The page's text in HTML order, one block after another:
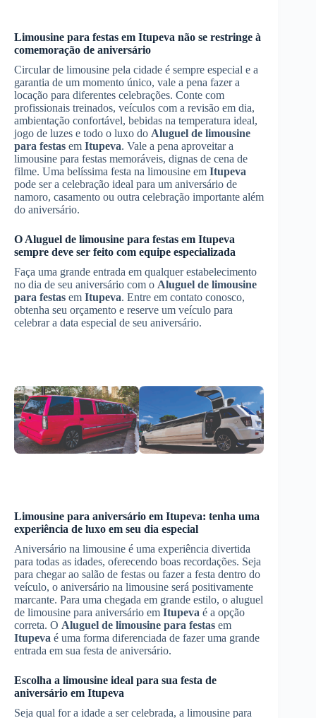
Limousine para festas em Itupeva não se restringe à
comemoração de aniversário
Circular de limousine pela cidade é sempre especial e a
garantia de um momento único, vale a pena fazer a
locação para diferentes celebrações. Conte com
profissionais treinados, veículos com a revisão em dia,
ambientação confortável, bebidas na temperatura ideal,
jogo de luzes e todo o luxo do Aluguel de limousine
para festas em Itupeva. Vale a pena aproveitar a
limousine para festas memoráveis, dignas de cena de
filme. Uma belíssima festa na limousine em Itupeva
pode ser a celebração ideal para um aniversário de
namoro, casamento ou outra celebração importante além
do aniversário.
O Aluguel de limousine para festas em Itupeva
sempre deve ser feito com equipe especializada
Faça uma grande entrada em qualquer estabelecimento
no dia de seu aniversário com o Aluguel de limousine
para festas em Itupeva. Entre em contato conosco,
obtenha seu orçamento e reserve um veículo para
celebrar a data especial de seu aniversário.
Limousine para aniversário em Itupeva: tenha uma
experiência de luxo em seu dia especial
Aniversário na limousine é uma experiência divertida
para todas as idades, oferecendo boas recordações. Seja
para chegar ao salão de festas ou fazer a festa dentro do
veículo, o aniversário na limousine será positivamente
marcante. Para uma chegada em grande estilo, o aluguel
de limousine para aniversário em Itupeva é a opção
correta. O Aluguel de limousine para festas em
Itupeva é uma forma diferenciada de fazer uma grande
entrada em sua festa de aniversário.
Escolha a limousine ideal para sua festa de
aniversário em Itupeva
Seja qual for a idade a ser celebrada, a limousine para